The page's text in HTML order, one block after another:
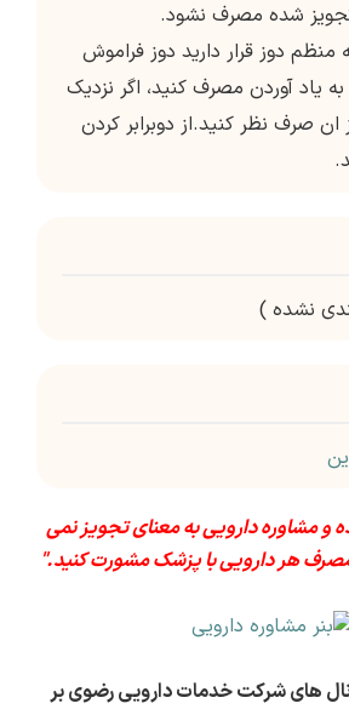
شده مصرف نشود.
منظم دوز قرار دارید دوز فراموش
یاد آوردن مصرف کنید، اگر نزدیک
صرف نظر کنید.از دوبرابر کردن
و مشاوره دارویی به معنای تجویز نمی
هر دارویی با پزشک مشورت کنید."
های شرکت خدمات دارویی رضوی بر